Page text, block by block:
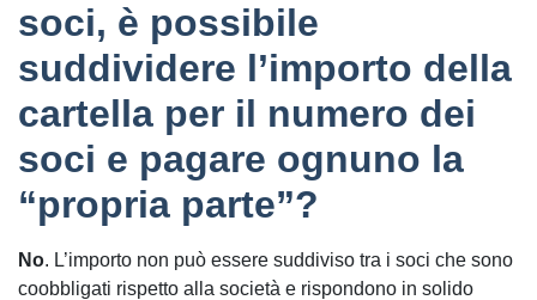
soci, è possibile
suddividere l’importo della
cartella per il numero dei
soci e pagare ognuno la
“propria parte”?
No. L’importo non può essere suddiviso tra i soci che sono
coobbligati rispetto alla società e rispondono in solido